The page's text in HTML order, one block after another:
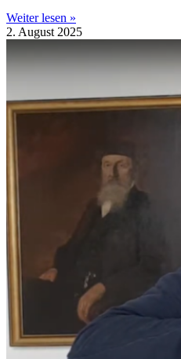
Weiter lesen »
2. August 2025